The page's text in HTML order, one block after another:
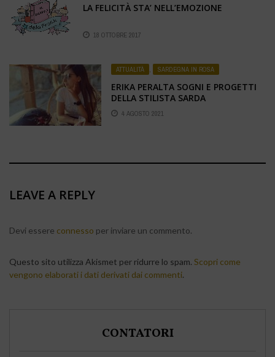
LA FELICITÀ STA’ NELL’EMOZIONE
18 OTTOBRE 2017
ATTUALITÀ SARDEGNA IN ROSA
ERIKA PERALTA SOGNI E PROGETTI
DELLA STILISTA SARDA
4 AGOSTO 2021
LEAVE A REPLY
Devi essere connesso per inviare un commento.
Questo sito utilizza Akismet per ridurre lo spam. Scopri come
vengono elaborati i dati derivati dai commenti.
CONTATORI